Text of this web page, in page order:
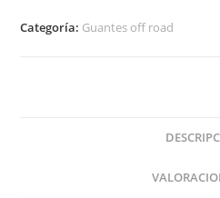
Gris/Negro
Categoría: Guantes off road